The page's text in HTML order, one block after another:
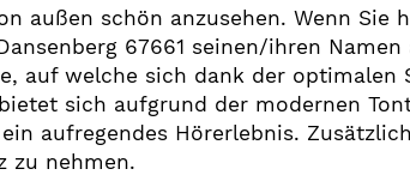
außen schön anzusehen. Wenn Sie
67661 seinen/ihren
auf welche sich dank der optimalen
sich aufgrund der modernen
aufregendes Hörerlebnis.
zu nehmen.